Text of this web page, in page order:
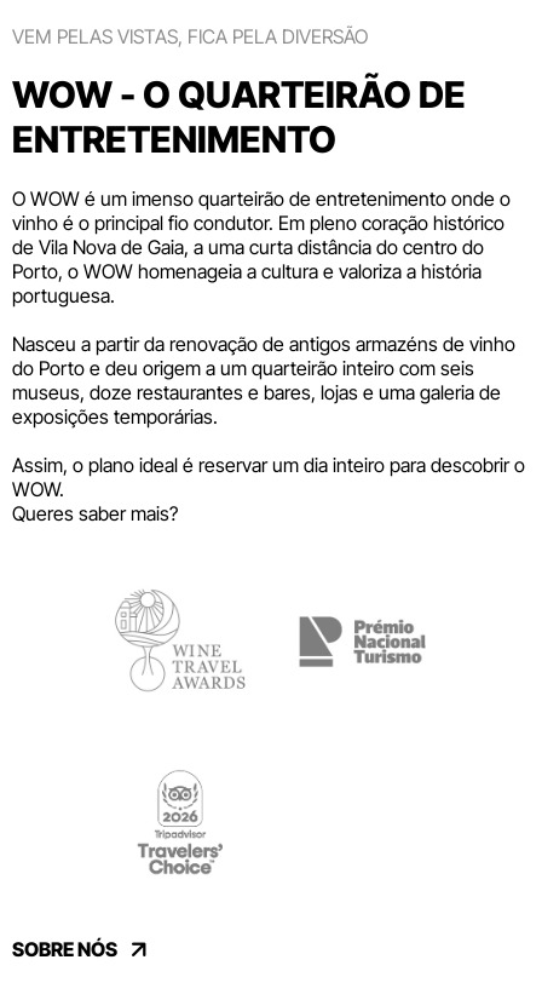
VEM PELAS VISTAS, FICA PELA DIVERSÃO
WOW - O QUARTEIRÃO DE
ENTRETENIMENTO
O WOW é um imenso quarteirão de entretenimento onde o
vinho é o principal fio condutor. Em pleno coração histórico
de Vila Nova de Gaia, a uma curta distância do centro do
Porto, o WOW homenageia a cultura e valoriza a história
portuguesa.
Nasceu a partir da renovação de antigos armazéns de vinho
do Porto e deu origem a um quarteirão inteiro com seis
museus, doze restaurantes e bares, lojas e uma galeria de
exposições temporárias.
Assim, o plano ideal é reservar um dia inteiro para descobrir o
WOW.
Queres saber mais?
SOBRE NÓS